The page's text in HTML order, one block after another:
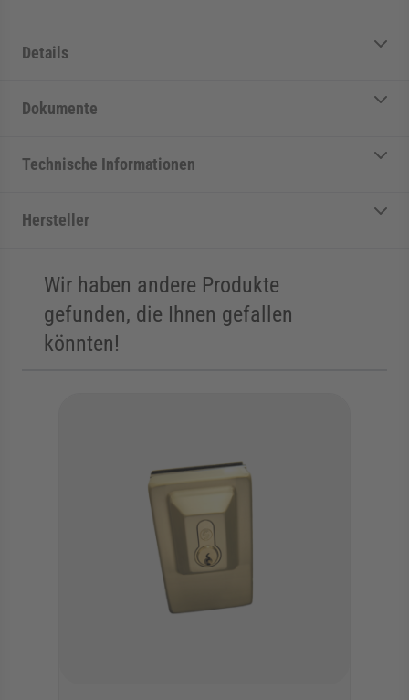
Details
Dokumente
Technische Informationen
Hersteller
Wir haben andere Produkte
gefunden, die Ihnen gefallen
könnten!